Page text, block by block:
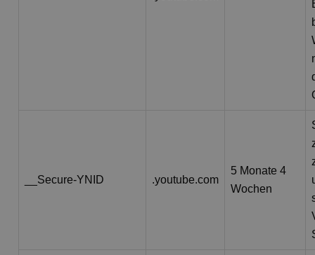
__Secure-YNID .youtube.com
5 Monate 4
Wochen